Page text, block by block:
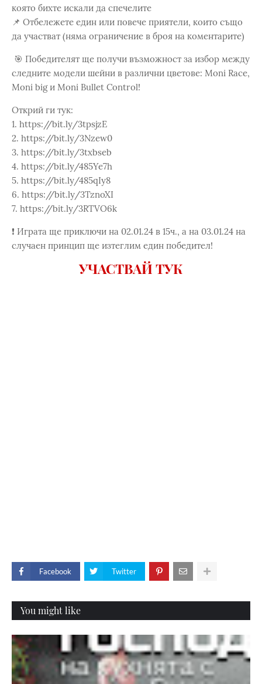
която бихте искали да спечелите
📌 Отбележете един или повече приятели, които също
да участват (няма ограничение в броя на коментарите)​
🎯 Победителят ще получи възможност за избор между
следните модели шейни в различни цветове: Moni Race,
Moni big и Moni Bullet Control!
Открий ги тук:
1. https://bit.ly/3tpsjzE ​
2. https://bit.ly/3Nzew0 ​
3. https://bit.ly/3txbseb
4. https://bit.ly/485Ye7h
5. https://bit.ly/485qIy8
6. https://bit.ly/3TznoXI
7. https://bit.ly/3RTVO6k
❗️ Играта ще приключи на 02.01.24 в 15ч., а на 03.01.24 на
случаен принцип ще изтеглим един победител!​
УЧАСТВАЙ ТУК
Facebook Twitter
You might like